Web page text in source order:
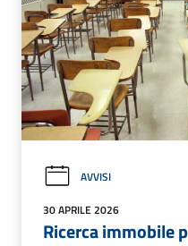
AVVISI
30 APRILE 2026
Ricerca immobile